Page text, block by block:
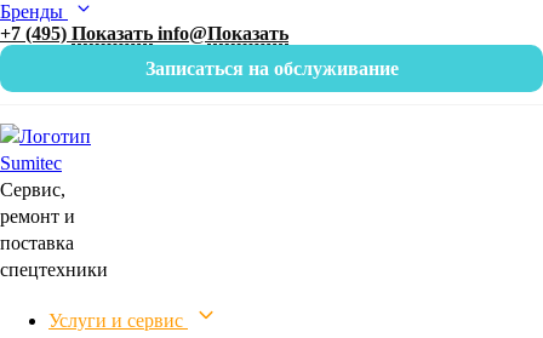
Бренды
+7 (495) Показать info@Показать
Записаться на обслуживание
Сервис,
ремонт и
поставка
спецтехники
Услуги и сервис